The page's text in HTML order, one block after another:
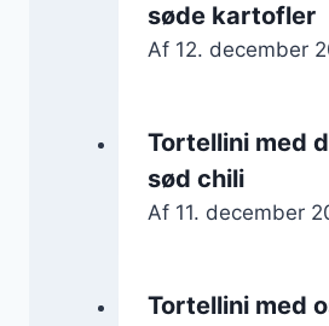
søde kartofler
Af 12. december
Tortellini med
sød chili
Af 11. december
Tortellini med